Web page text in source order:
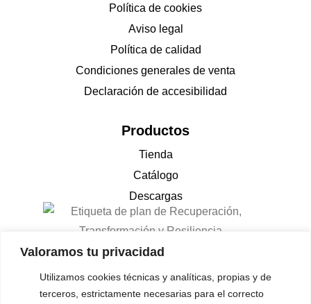
Valoramos tu privacidad
Utilizamos cookies técnicas y analíticas, propias y de
terceros, estrictamente necesarias para el correcto
Política de cookies
Aviso legal
Política de calidad
Condiciones generales de venta
Declaración de accesibilidad
Productos
Tienda
Catálogo
Descargas